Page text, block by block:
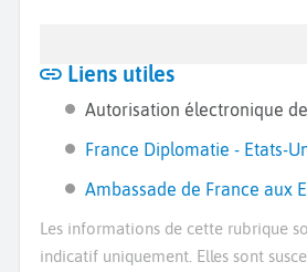
Liens utiles
Autorisation électronique
France Diplomatie - Etats-
Ambassade de France aux
Les informations de cette rubrique
indicatif uniquement. Elles sont